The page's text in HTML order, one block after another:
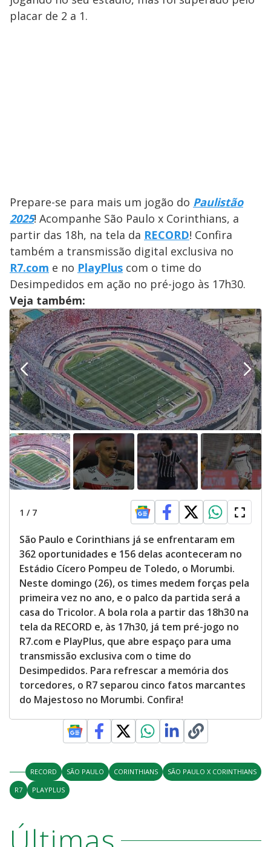
placar de 2 a 1.
Prepare-se para mais um jogão do Paulistão
2025! Acompanhe São Paulo x Corinthians, a
partir das 18h, na tela da RECORD! Confira
também a transmissão digital exclusiva no
R7.com e no PlayPlus com o time do
Desimpedidos em ação no pré-jogo às 17h30.
Veja também:
1 / 7
São Paulo e Corinthians já se enfrentaram em
362 oportunidades e 156 delas aconteceram no
Estádio Cícero Pompeu de Toledo, o Morumbi.
Neste domingo (26), os times medem forças pela
primeira vez no ano, e o palco da partida será a
casa do Tricolor. A bola rola a partir das 18h30 na
tela da RECORD e, às 17h30, já tem pré-jogo no
R7.com e PlayPlus, que abre espaço para uma
transmissão exclusiva com o time do
Desimpedidos. Para refrescar a memória dos
torcedores, o R7 separou cinco fatos marcantes
do Majestoso no Morumbi. Confira!
RECORD SÃO PAULO CORINTHIANS
SÃO PAULO X CORINTHIANS
R7
PLAYPLUS